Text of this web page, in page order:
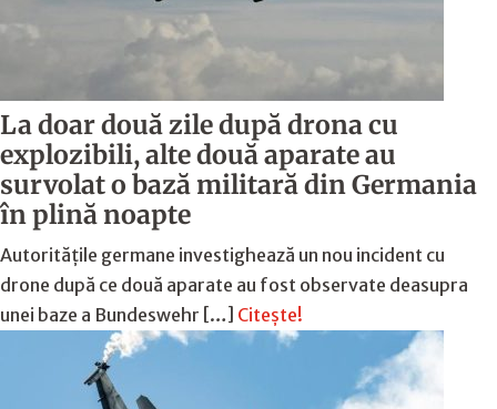
La doar două zile după drona cu
explozibili, alte două aparate au
survolat o bază militară din Germania
în plină noapte
Autoritățile germane investighează un nou incident cu
drone după ce două aparate au fost observate deasupra
unei baze a Bundeswehr […] Citește!